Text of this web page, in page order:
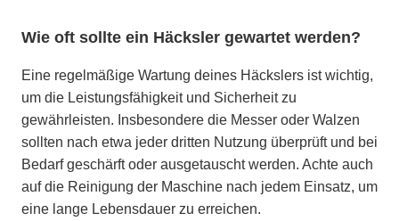
Wie oft sollte ein Häcksler gewartet werden?
Eine regelmäßige Wartung deines Häckslers ist wichtig,
um die Leistungsfähigkeit und Sicherheit zu
gewährleisten. Insbesondere die Messer oder Walzen
sollten nach etwa jeder dritten Nutzung überprüft und bei
Bedarf geschärft oder ausgetauscht werden. Achte auch
auf die Reinigung der Maschine nach jedem Einsatz, um
eine lange Lebensdauer zu erreichen.